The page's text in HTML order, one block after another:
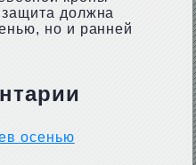
должна
но и ранней
осенью